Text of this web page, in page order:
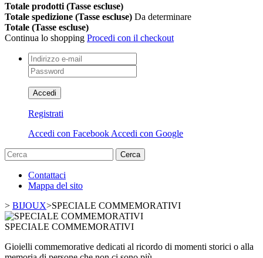
Totale prodotti (Tasse escluse)
Totale spedizione (Tasse escluse) Da determinare
Totale (Tasse escluse)
Continua lo shopping Procedi con il checkout
Accedi
Registrati
Accedi con Facebook Accedi con Google
Cerca
Contattaci
Mappa del sito
> BIJOUX>SPECIALE COMMEMORATIVI
SPECIALE COMMEMORATIVI
Gioielli commemorative dedicati al ricordo di momenti storici o alla